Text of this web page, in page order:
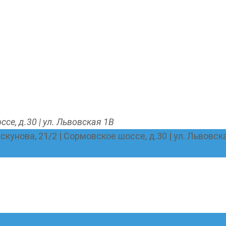
д.30 | ул. Львовская 1В
21/2 | Сормовское шоссе, д.30 | ул.